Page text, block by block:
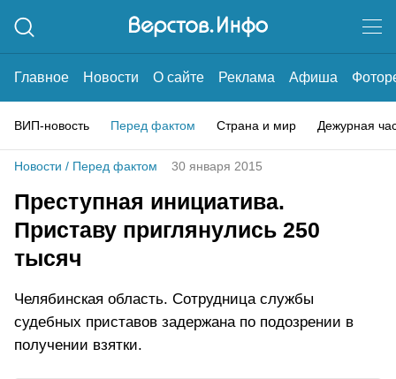
Главное Новости О сайте Реклама Афиша
ВИП-новость Перед фактом Страна и мир Дежурная
Новости / Перед фактом 30 января 2015
Преступная инициатива.
Приставу приглянулись 250
тысяч
Челябинская область. Сотрудница службы
судебных приставов задержана по подозрении в
получении взятки.